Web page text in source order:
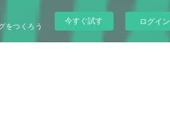
をつくろう
今すぐ試す ログイン